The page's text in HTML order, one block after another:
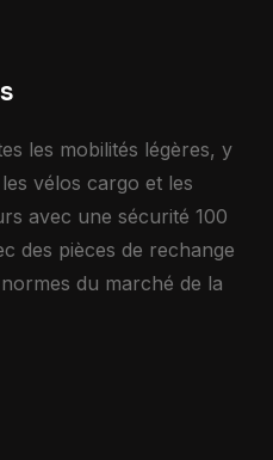
les mobilités légères, y
vélos cargo et les
avec une sécurité 100
des pièces de rechange
du marché de la